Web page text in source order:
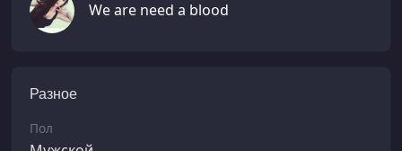
We are need a blood
Разное
Пол